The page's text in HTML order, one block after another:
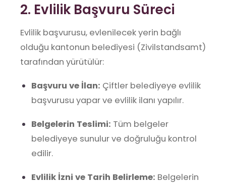
2. Evlilik Başvuru Süreci
Evlilik başvurusu, evlenilecek yerin bağlı
olduğu kantonun belediyesi (Zivilstandsamt)
tarafından yürütülür:
Başvuru ve İlan: Çiftler belediyeye evlilik
başvurusu yapar ve evlilik ilanı yapılır.
Belgelerin Teslimi: Tüm belgeler
belediyeye sunulur ve doğruluğu kontrol
edilir.
Evlilik İzni ve Tarih Belirleme: Belgelerin